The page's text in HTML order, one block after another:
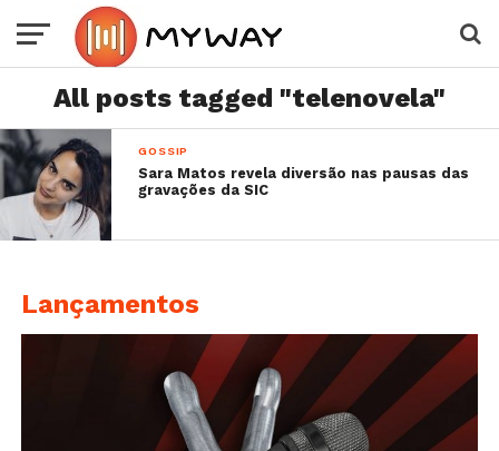
All posts tagged "telenovela"
GOSSIP
Sara Matos revela diversão nas pausas das
gravações da SIC
Lançamentos